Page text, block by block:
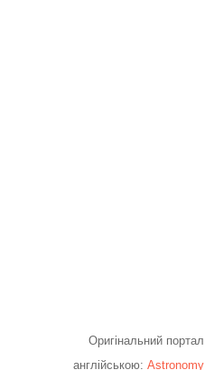
Оригінальний портал
англійською:Astronomy